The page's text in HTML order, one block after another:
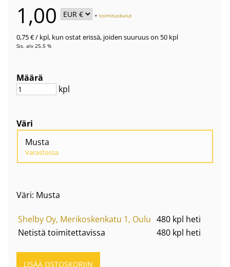
1,00 +toimituskulut
0,75 €/ kpl, kun ostat erissä, joiden suuruus on 50 kpl
Sis. alv 25.5 %
Määrä
kpl
Väri
Musta
Varastossa
Väri: Musta
Shelby Oy, Merikoskenkatu 1, Oulu 480 kpl heti
Netistä toimitettavissa
480 kpl heti